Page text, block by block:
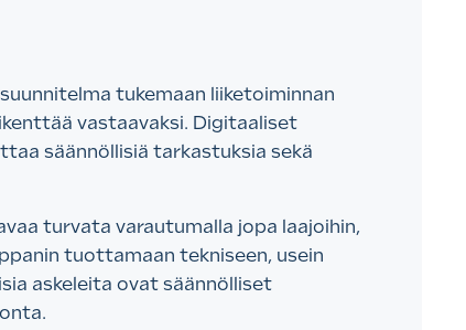
tukemaan liiketoiminnan
vastaavaksi. Digitaaliset
säännöllisiä tarkastuksia sekä
turvata varautumalla jopa laajoihin,
tuottamaan tekniseen, usein
askeleita ovat säännölliset